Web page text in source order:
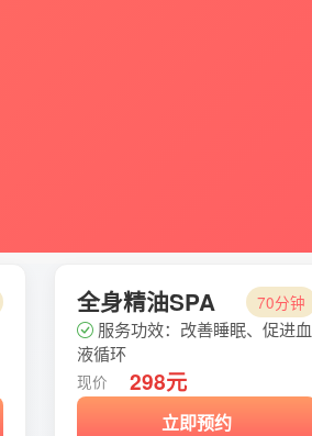
全身精油SPA 70分钟
服务功效：改善睡眠、促进血
液循环
现价 298元
立即预约